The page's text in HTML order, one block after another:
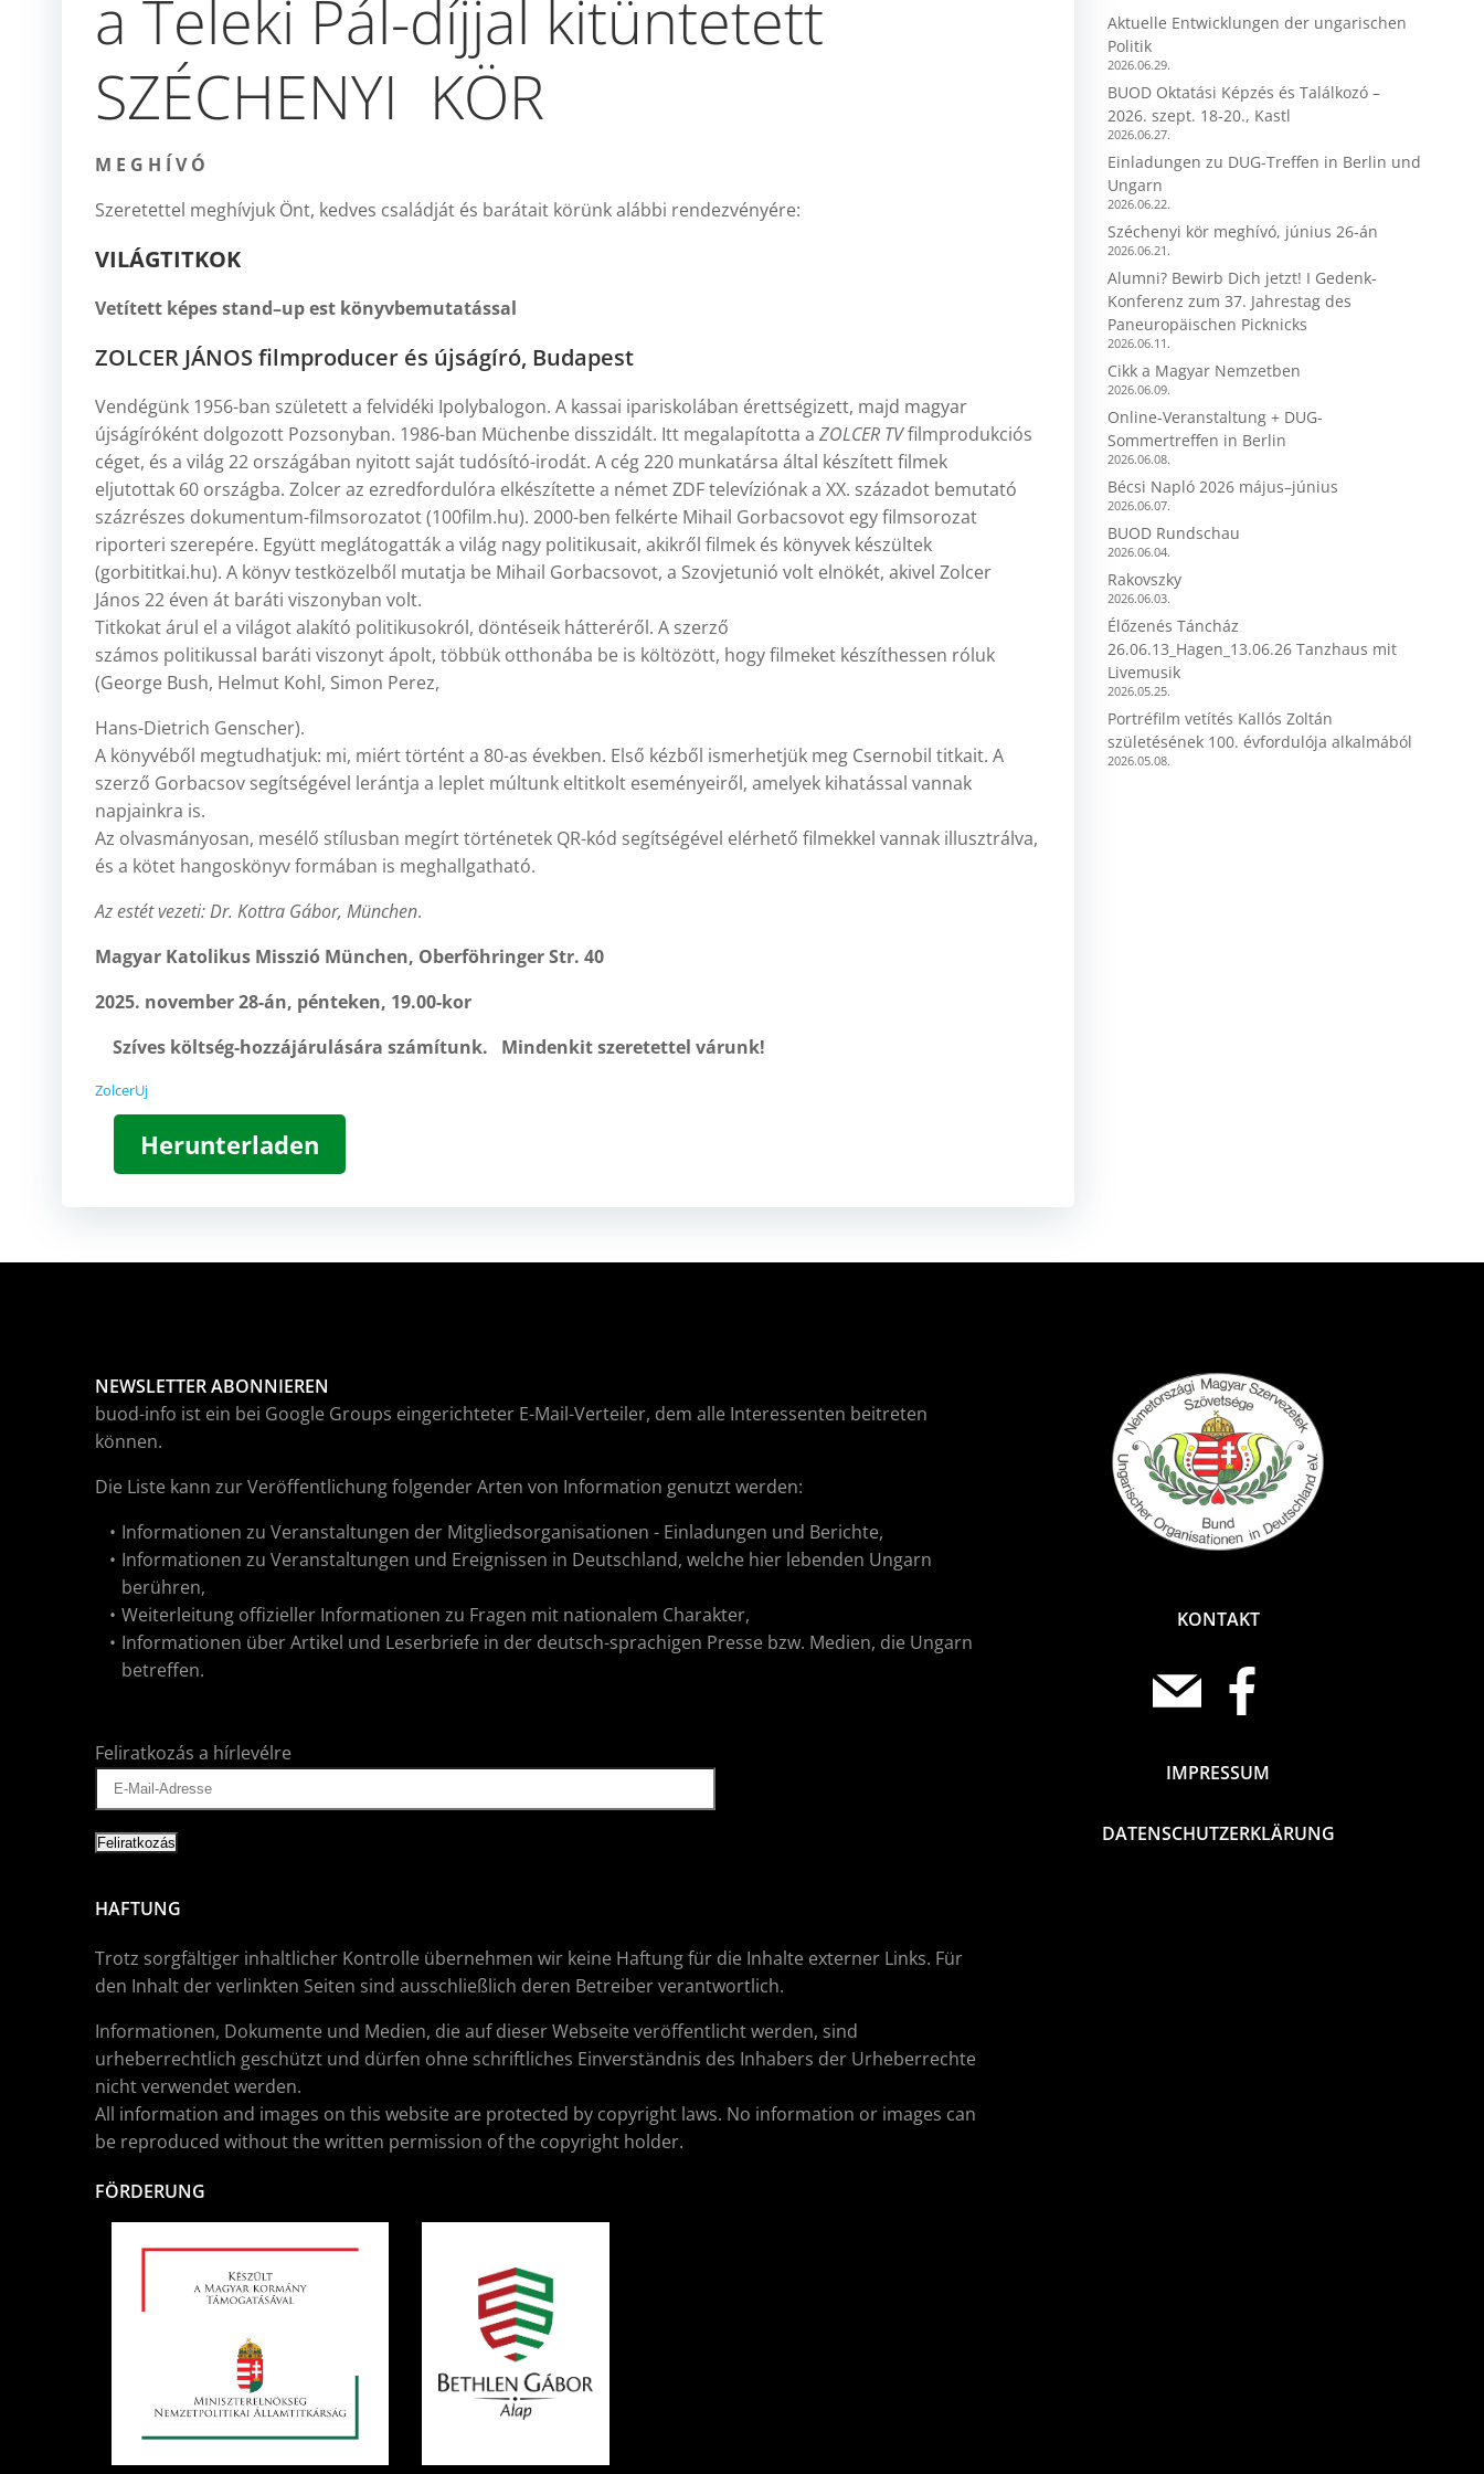
a Teleki Pál-díjjal kitüntetett
SZÉCHENYI KÖR
M E G H Í V Ó
Szeretettel meghívjuk Önt, kedves családját és barátait körünk alábbi rendezvényére:
VILÁGTITKOK
Vetített képes stand–up est könyvbemutatással
ZOLCER JÁNOS filmproducer és újságíró, Budapest
Vendégünk 1956-ban született a felvidéki Ipolybalogon. A kassai ipariskolában érettségizett, majd magyar
újságíróként dolgozott Pozsonyban. 1986-ban Müchenbe disszidált. Itt megalapította a ZOLCER TVfilmprodukciós
céget, és a világ 22 országában nyitott saját tudósító-irodát. A cég 220 munkatársa által készített filmek
eljutottak 60 országba. Zolcer az ezredfordulóra elkészítette a német ZDF televíziónak a XX. századot bemutató
százrészes dokumentum-filmsorozatot (100film.hu). 2000-ben felkérte Mihail Gorbacsovot egy filmsorozat
riporteri szerepére. Együtt meglátogatták a világ nagy politikusait, akikről filmek és könyvek készültek
(gorbititkai.hu). A könyv testközelből mutatja be Mihail Gorbacsovot, a Szovjetunió volt elnökét, akivel Zolcer
János 22 éven át baráti viszonyban volt.
Titkokat árul el a világot alakító politikusokról, döntéseik hátteréről. A szerző
számos politikussal baráti viszonyt ápolt, többük otthonába be is költözött, hogy filmeket készíthessen róluk
(George Bush, Helmut Kohl, Simon Perez,
Hans-Dietrich Genscher).
A könyvéből megtudhatjuk: mi, miért történt a 80-as években. Első kézből ismerhetjük meg Csernobil titkait. A
szerző Gorbacsov segítségével lerántja a leplet múltunk eltitkolt eseményeiről, amelyek kihatással vannak
napjainkra is.
Az olvasmányosan, mesélő stílusban megírt történetek QR-kód segítségével elérhető filmekkel vannak illusztrálva,
és a kötet hangoskönyv formában is meghallgatható.
Az estét vezeti: Dr. Kottra Gábor, München.
Magyar Katolikus Misszió München, Oberföhringer Str. 40
2025. november 28-án, pénteken, 19.00-kor
Szíves költség-hozzájárulására számítunk. Mindenkit szeretettel várunk!
ZolcerUj
Herunterladen
Aktuelle Entwicklungen der ungarischen
Politik
2026.06.29.
BUOD Oktatási Képzés és Találkozó –
2026. szept. 18-20., Kastl
2026.06.27.
Einladungen zu DUG-Treffen in Berlin und
Ungarn
2026.06.22.
Széchenyi kör meghívó, június 26-án
2026.06.21.
Alumni? Bewirb Dich jetzt! I Gedenk-
Konferenz zum 37. Jahrestag des
Paneuropäischen Picknicks
2026.06.11.
Cikk a Magyar Nemzetben
2026.06.09.
Online-Veranstaltung + DUG-
Sommertreffen in Berlin
2026.06.08.
Bécsi Napló 2026 május–június
2026.06.07.
BUOD Rundschau
2026.06.04.
Rakovszky
2026.06.03.
Élőzenés Táncház
26.06.13_Hagen_13.06.26 Tanzhaus mit
Livemusik
2026.05.25.
Portréfilm vetítés Kallós Zoltán
születésének 100. évfordulója alkalmából
2026.05.08.
NEWSLETTER ABONNIEREN
buod-info ist ein bei Google Groups eingerichteter E-Mail-Verteiler, dem alle Interessenten beitreten
können.
Die Liste kann zur Veröffentlichung folgender Arten von Information genutzt werden:
Informationen zu Veranstaltungen der Mitgliedsorganisationen - Einladungen und Berichte,
Informationen zu Veranstaltungen und Ereignissen in Deutschland, welche hier lebenden Ungarn
berühren,
Weiterleitung offizieller Informationen zu Fragen mit nationalem Charakter,
Informationen über Artikel und Leserbriefe in der deutsch-sprachigen Presse bzw. Medien, die Ungarn
betreffen.
Feliratkozás a hírlevélre
HAFTUNG
Trotz sorgfältiger inhaltlicher Kontrolle übernehmen wir keine Haftung für die Inhalte externer Links. Für
den Inhalt der verlinkten Seiten sind ausschließlich deren Betreiber verantwortlich.
Informationen, Dokumente und Medien, die auf dieser Webseite veröffentlicht werden, sind
urheberrechtlich geschützt und dürfen ohne schriftliches Einverständnis des Inhabers der Urheberrechte
nicht verwendet werden.
All information and images on this website are protected by copyright laws. No information or images can
be reproduced without the written permission of the copyright holder.
FÖRDERUNG
KONTAKT
IMPRESSUM
DATENSCHUTZERKLÄRUNG